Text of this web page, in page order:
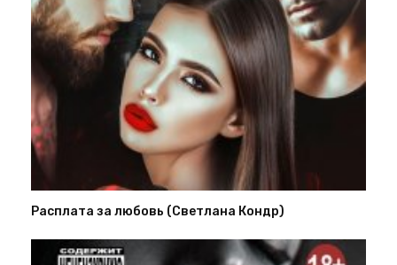
Расплата за любовь (Светлана Кондр)